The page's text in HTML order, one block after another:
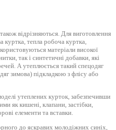
відрізняються. Для виготовлення
куртка, тепла робоча куртка,
матеріали високої
так і синтетичні добавки, які
А утеплюється такий спецодяг
зимова) підкладкою з флісу або
утеплених курток, забезпечивши
як кишені, клапани, застібки,
елементи та вставки.
до яскравих молодіжних синіх,